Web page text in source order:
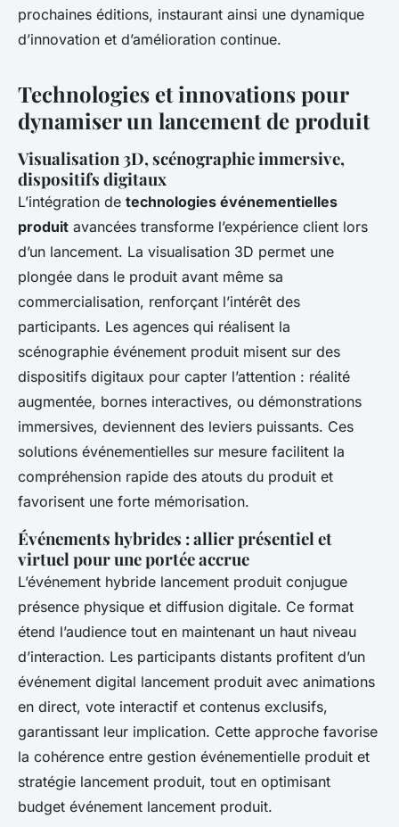
prochaines éditions, instaurant ainsi une dynamique
d’innovation et d’amélioration continue.
Technologies et innovations pour
dynamiser un lancement de produit
Visualisation 3D, scénographie immersive,
dispositifs digitaux
L’intégration de technologies événementielles
produit avancées transforme l’expérience client lors
d’un lancement. La visualisation 3D permet une
plongée dans le produit avant même sa
commercialisation, renforçant l’intérêt des
participants. Les agences qui réalisent la
scénographie événement produit misent sur des
dispositifs digitaux pour capter l’attention : réalité
augmentée, bornes interactives, ou démonstrations
immersives, deviennent des leviers puissants. Ces
solutions événementielles sur mesure facilitent la
compréhension rapide des atouts du produit et
favorisent une forte mémorisation.
Événements hybrides : allier présentiel et
virtuel pour une portée accrue
L’événement hybride lancement produit conjugue
présence physique et diffusion digitale. Ce format
étend l’audience tout en maintenant un haut niveau
d’interaction. Les participants distants profitent d’un
événement digital lancement produit avec animations
en direct, vote interactif et contenus exclusifs,
garantissant leur implication. Cette approche favorise
la cohérence entre gestion événementielle produit et
stratégie lancement produit, tout en optimisant
budget événement lancement produit.